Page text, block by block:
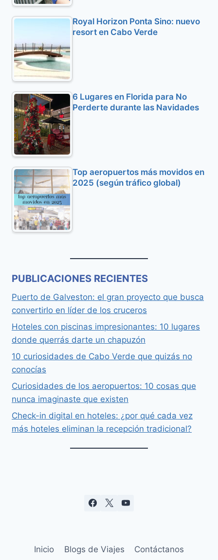
Royal Horizon Ponta Sino: nuevo
resort en Cabo Verde
6 Lugares en Florida para No
Perderte durante las Navidades
Top aeropuertos más movidos en
2025 (según tráfico global)
PUBLICACIONES RECIENTES
Puerto de Galveston: el gran proyecto que busca
convertirlo en líder de los cruceros
Hoteles con piscinas impresionantes: 10 lugares
donde querrás darte un chapuzón
10 curiosidades de Cabo Verde que quizás no
conocías
Curiosidades de los aeropuertos: 10 cosas que
nunca imaginaste que existen
Check-in digital en hoteles: ¿por qué cada vez
más hoteles eliminan la recepción tradicional?
Inicio Blogs de Viajes Contáctanos